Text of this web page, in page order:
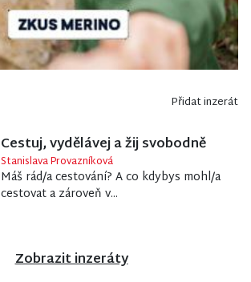
Přidat inzerát
Cestuj, vydělávej a žij svobodně
Stanislava Provazníková
Máš rád/a cestování? A co kdybys mohl/a
cestovat a zároveň v...
Zobrazit inzeráty